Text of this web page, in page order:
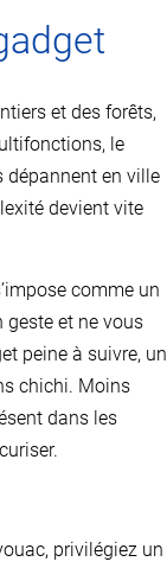
et des forêts,
le
dépannent en ville
devient vite
comme un
geste et ne vous
peine à suivre, un
chichi. Moins
dans les
privilégiez un